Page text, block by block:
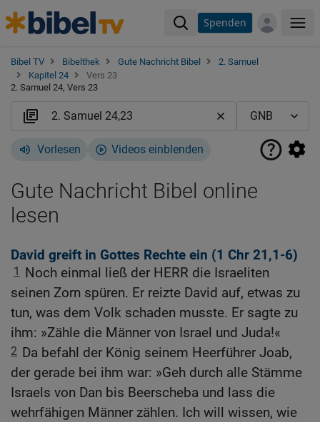
Spenden
Bibel TV Bibelthek Gute Nachricht Bibel
2. Samuel
Kapitel 24
Vers 23
2. Samuel 24, Vers 23
Vorlesen Videos einblenden
Gute Nachricht Bibel online
lesen
David greift in Gottes Rechte ein (1 Chr 21,1-6)
1
Noch einmal ließ der HERR die Israeliten
seinen Zorn spüren. Er reizte David auf, etwas zu
tun, was dem Volk schaden musste. Er sagte zu
ihm: »Zähle die Männer von Israel und Juda!«
2 Da befahl der König seinem Heerführer Joab,
der gerade bei ihm war: »Geh durch alle Stämme
Israels von Dan bis Beerscheba und lass die
wehrfähigen Männer zählen. Ich will wissen, wie